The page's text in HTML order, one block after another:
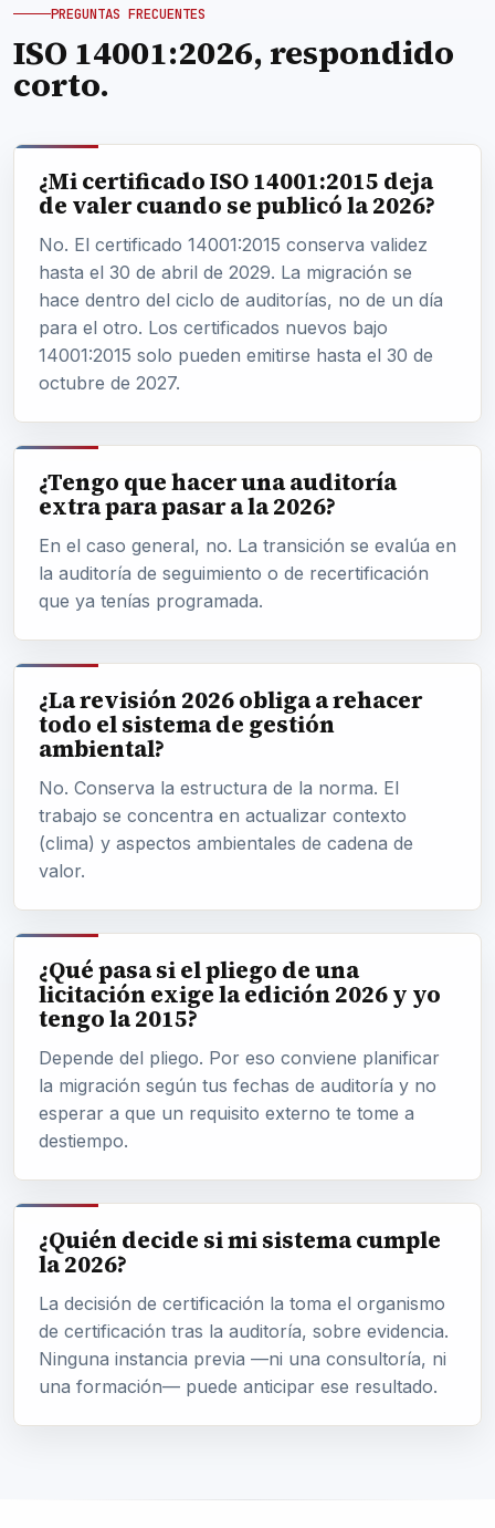
PREGUNTAS FRECUENTES
ISO 14001:2026, respondido
corto.
¿Mi certificado ISO 14001:2015 deja
de valer cuando se publicó la 2026?
No. El certificado 14001:2015 conserva validez
hasta el 30 de abril de 2029. La migración se
hace dentro del ciclo de auditorías, no de un día
para el otro. Los certificados nuevos bajo
14001:2015 solo pueden emitirse hasta el 30 de
octubre de 2027.
¿Tengo que hacer una auditoría
extra para pasar a la 2026?
En el caso general, no. La transición se evalúa en
la auditoría de seguimiento o de recertificación
que ya tenías programada.
¿La revisión 2026 obliga a rehacer
todo el sistema de gestión
ambiental?
No. Conserva la estructura de la norma. El
trabajo se concentra en actualizar contexto
(clima) y aspectos ambientales de cadena de
valor.
¿Qué pasa si el pliego de una
licitación exige la edición 2026 y yo
tengo la 2015?
Depende del pliego. Por eso conviene planificar
la migración según tus fechas de auditoría y no
esperar a que un requisito externo te tome a
destiempo.
¿Quién decide si mi sistema cumple
la 2026?
La decisión de certificación la toma el organismo
de certificación tras la auditoría, sobre evidencia.
Ninguna instancia previa —ni una consultoría, ni
una formación— puede anticipar ese resultado.